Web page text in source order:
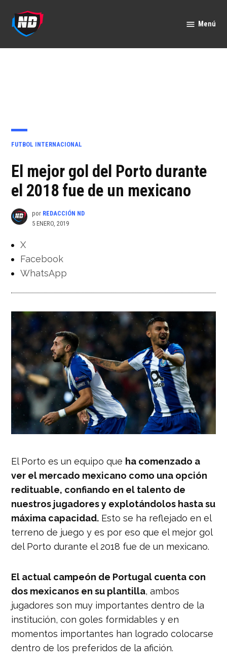
contenido
Menú
PUBLICADO
FUTBOL INTERNACIONAL
El mejor gol del Porto durante
el 2018 fue de un mexicano
por REDACCIÓN ND
5 ENERO, 2019
X
Facebook
WhatsApp
El Porto es un equipo que ha comenzado a
ver el mercado mexicano como una opción
redituable, confiando en el talento de
nuestros jugadores y explotándolos hasta su
máxima capacidad. Esto se ha reflejado en el
terreno de juego y es por eso que el mejor gol
del Porto durante el 2018 fue de un mexicano.
El actual campeón de Portugal cuenta con
dos mexicanos en su plantilla, ambos
jugadores son muy importantes dentro de la
institución, con goles formidables y en
momentos importantes han logrado colocarse
dentro de los preferidos de la afición.